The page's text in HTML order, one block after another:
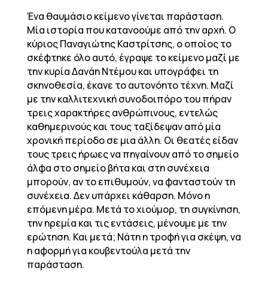
Ένα θαυμάσιο κείμενο γίνεται παράσταση.
Μία ιστορία που κατανοούμε από την αρχή. Ο
κύριος Παναγιώτης Καστρίτσης, ο οποίος το
σκέφτηκε όλο αυτό, έγραψε το κείμενο μαζί με
την κυρία Δανάη Ντέμου και υπογράφει τη
σκηνοθεσία, έκανε το αυτονόητο τέχνη. Μαζί
με την καλλιτεχνική συνοδοιπόρο του πήραν
τρεις χαρακτήρες ανθρώπινους, εντελώς
καθημερινούς και τους ταξίδεψαν από μία
χρονική περίοδο σε μια άλλη. Οι θεατές είδαν
τους τρεις ήρωες να πηγαίνουν από το σημείο
άλφα στο σημείο βήτα και στη συνέχεια
μπορούν, αν το επιθυμούν, να φανταστούν τη
συνέχεια. Δεν υπάρχει κάθαρση. Μόνο η
επόμενη μέρα. Μετά το χιούμορ, τη συγκίνηση,
την ηρεμία και τις εντάσεις, μένουμε με την
ερώτηση. Και μετά; Νάτη η τροφή για σκέψη, να
η αφορμή για κουβεντούλα μετά την
παράσταση.